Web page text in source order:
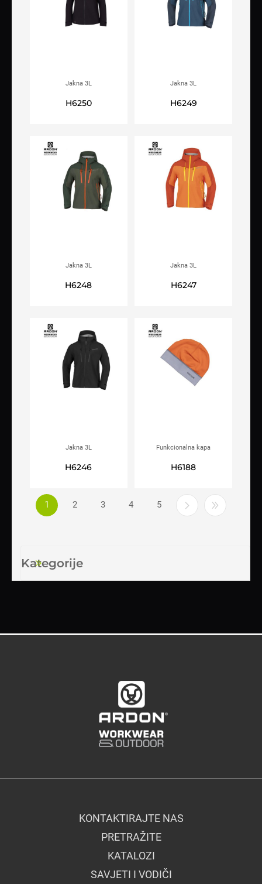
Jakna 3L
ženska, crna
H6250
Jakna 3L
tamnoplava
H6249
Jakna 3L
H6248
Jakna 3L
narančasta
H6247
Jakna 3L
H6246
Funkcionalna kapa
narančasta
H6188
1 2 3 4 5
Kategorije
KONTAKTIRAJTE NAS
PRETRAŽITE
KATALOZI
SAVJETI I VODIČI